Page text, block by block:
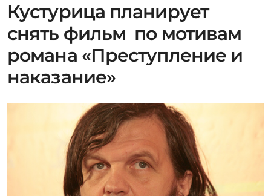
Кустурица планирует
снять фильм по мотивам
романа «Преступление и
наказание»